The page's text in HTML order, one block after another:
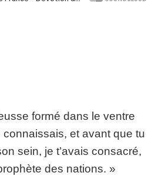
formé dans le ventre
connaissais, et avant que tu
sein, je t’avais consacré,
des nations. »